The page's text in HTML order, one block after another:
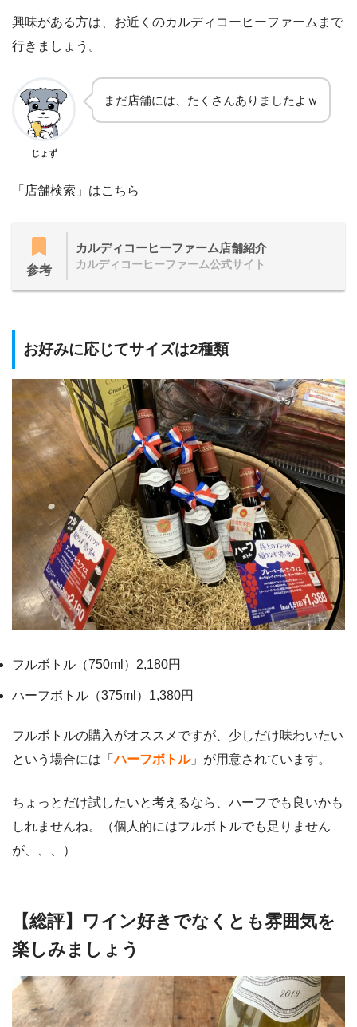
興味がある方は、お近くのカルディコーヒーファームまで
行きましょう。
じょず
まだ店舗には、たくさんありましたよｗ
「店舗検索」はこちら
参考
カルディコーヒーファーム店舗紹介
カルディコーヒーファーム公式サイト
お好みに応じてサイズは2種類
フルボトル（750ml）2,180円
ハーフボトル（375ml）1,380円
フルボトルの購入がオススメですが、少しだけ味わいたい
という場合には「ハーフボトル」が用意されています。
ちょっとだけ試したいと考えるなら、ハーフでも良いかも
しれませんね。（個人的にはフルボトルでも足りません
が、、、）
【総評】ワイン好きでなくとも雰囲気を
楽しみましょう